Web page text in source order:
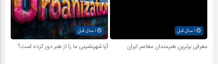
1 سال قبل
معرفی برترین هنرمندان معاصر ایران آیا شهرنشینی ما را از هنر دور کرده است؟